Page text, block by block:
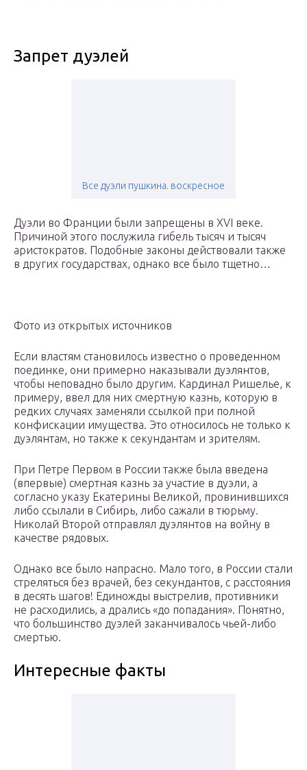
Запрет дуэлей
Все дуэли пушкина. воскресное
Дуэли во Франции были запрещены в XVI веке.
Причиной этого послужила гибель тысяч и тысяч
аристократов. Подобные законы действовали также
в других государствах, однако все было тщетно…
Фото из открытых источников
Если властям становилось известно о проведенном
поединке, они примерно наказывали дуэлянтов,
чтобы неповадно было другим. Кардинал Ришелье, к
примеру, ввел для них смертную казнь, которую в
редких случаях заменяли ссылкой при полной
конфискации имущества. Это относилось не только к
дуэлянтам, но также к секундантам и зрителям.
При Петре Первом в России также была введена
(впервые) смертная казнь за участие в дуэли, а
согласно указу Екатерины Великой, провинившихся
либо ссылали в Сибирь, либо сажали в тюрьму.
Николай Второй отправлял дуэлянтов на войну в
качестве рядовых.
Однако все было напрасно. Мало того, в России стали
стреляться без врачей, без секундантов, с расстояния
в десять шагов! Единожды выстрелив, противники
не расходились, а дрались «до попадания». Понятно,
что большинство дуэлей заканчивалось чьей-либо
смертью.
Интересные факты